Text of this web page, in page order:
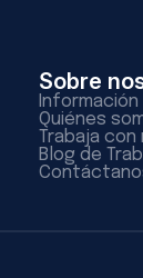
Sobre
Información
Quiénes
Trabaja
Blog de